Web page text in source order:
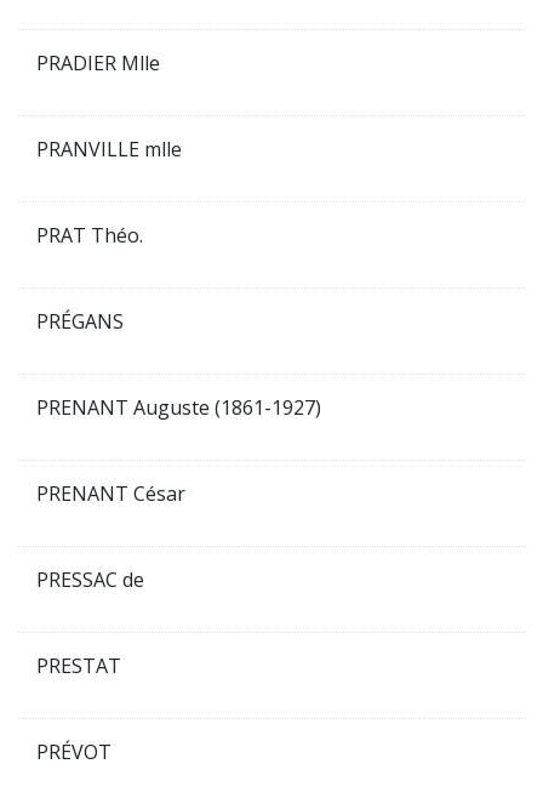
PRADIER Mlle
PRANVILLE mlle
PRAT Théo.
PRÉGANS
PRENANT Auguste (1861-1927)
PRENANT César
PRESSAC de
PRESTAT
PRÉVOT